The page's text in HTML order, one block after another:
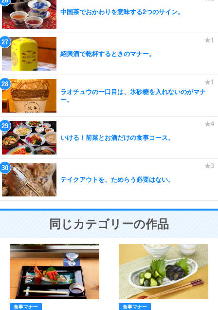
中国茶でおかわりを意味する2つのサイン。
紹興酒で乾杯するときのマナー。
ラオチュウの一口目は、氷砂糖を入れないのがマナ
ー。
いける！前菜とお酒だけの食事コース。
テイクアウトを、ためらう必要はない。
同じカテゴリーの作品
食事マナー 食事マナー